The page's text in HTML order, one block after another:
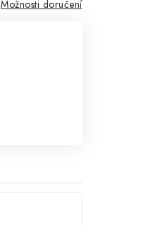
Možnosti doručení